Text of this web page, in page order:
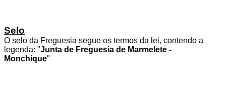
Selo
O selo da Freguesia segue os termos da lei, contendo a
legenda: "Junta de Freguesia de Marmelete -
Monchique"